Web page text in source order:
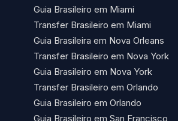
Guia Brasileiro em Miami
Transfer Brasileiro em Miami
Guia Brasileira em Nova Orleans
Transfer Brasileiro em Nova York
Guia Brasileiro em Nova York
Transfer Brasileiro em Orlando
Guia Brasileiro em Orlando
Guia Brasileiro em San Francisco